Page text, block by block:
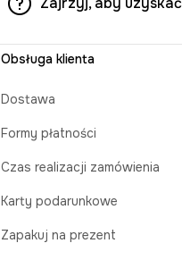
Obsługa klienta
Dostawa
Formy płatności
Czas realizacji zamówienia
Karty podarunkowe
Zapakuj na prezent